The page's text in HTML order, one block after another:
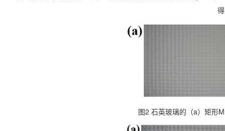
图2 石英玻璃的（a）矩形